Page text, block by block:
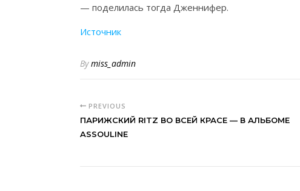
— поделилась тогда Дженнифер.
Источник
Bymiss_admin
PREVIOUS
ПАРИЖСКИЙ RITZ ВО ВСЕЙ КРАСЕ — В АЛЬБОМЕ
ASSOULINE